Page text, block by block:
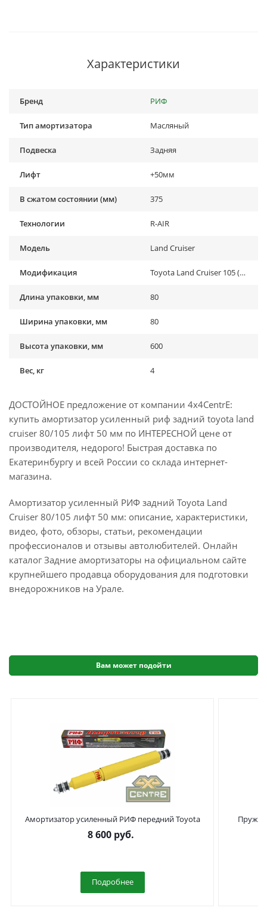
Характеристики
Бренд РИФ
Тип амортизатора Масляный
Подвеска Задняя
Лифт +50мм
В сжатом состоянии (мм) 375
Технологии R-AIR
Модель Land Cruiser
Модификация Toyota Land Cruiser 105 (1998-2006), Toyota Land Cruiser 80 (1988-1998)
Длина упаковки, мм 80
Ширина упаковки, мм 80
Высота упаковки, мм 600
Вес, кг 4
ДОСТОЙНОЕ предложение от компании 4x4CentrE:
купить амортизатор усиленный риф задний toyota land
cruiser 80/105 лифт 50 мм по ИНТЕРЕСНОЙ цене от
производителя, недорого! Быстрая доставка по
Екатеринбургу и всей России со склада интернет-
магазина.
Амортизатор усиленный РИФ задний Toyota Land
Cruiser 80/105 лифт 50 мм: описание, характеристики,
видео, фото, обзоры, статьи, рекомендации
профессионалов и отзывы автолюбителей. Онлайн
каталог Задние амортизаторы на официальном сайте
крупнейшего продавца оборудования для подготовки
внедорожников на Урале.
Вам может подойти
Амортизатор усиленный РИФ передний Toyota
Land Cruiser 80/105 лифт 50 мм
8 600руб.
Подробнее